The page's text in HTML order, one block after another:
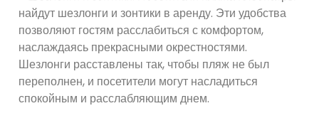
найдут шезлонги и зонтики в аренду. Эти удобства
позволяют гостям расслабиться с комфортом,
наслаждаясь прекрасными окрестностями.
Шезлонги расставлены так, чтобы пляж не был
переполнен, и посетители могут насладиться
спокойным и расслабляющим днем.